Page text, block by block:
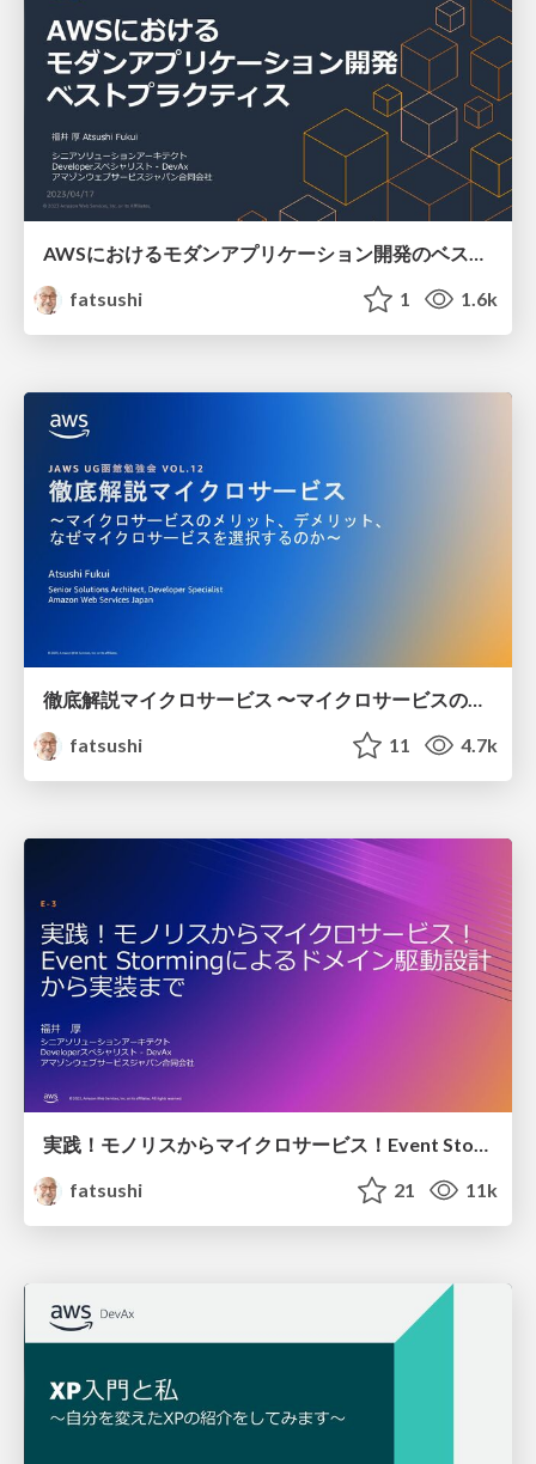
AWSにおけるモダンアプリケーション開発のベストプラクティス /best practices for modern application development on aws
fatsushi
1 1.6k
fatsushi
11 4.7k
実践！モノリスからマイクロサービス！Event Stormingによるドメイン駆動設計から実装まで / AWS_Dev_Day_2023_E_3
fatsushi
21 11k